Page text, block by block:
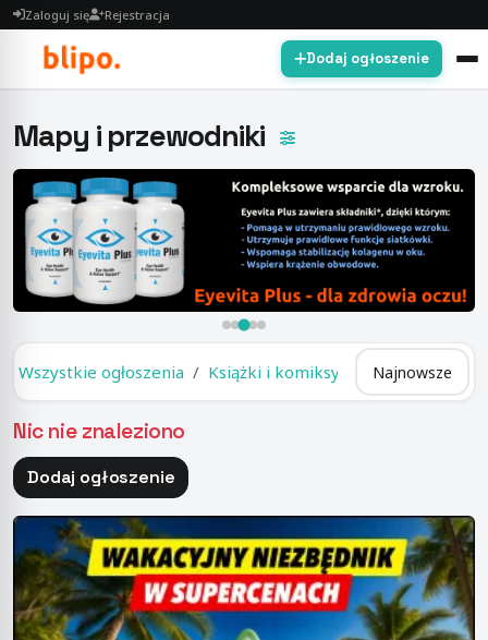
Zaloguj się Rejestracja
Dodaj ogłoszenie
Mapy i przewodniki
Wszystkie ogłoszenia Książki i komiksy Mapy i
Nic nie znaleziono
Dodaj ogłoszenie